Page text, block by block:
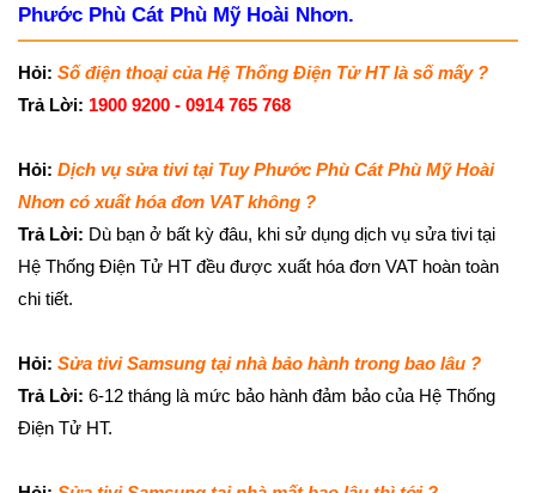
Phước Phù Cát Phù Mỹ Hoài Nhơn.
Hỏi: Số điện thoại của Hệ Thống Điện Tử HT là số mấy ?
Trả Lời: 1900 9200 - 0914 765 768
Hỏi: Dịch vụ sửa tivi tại Tuy Phước Phù Cát Phù Mỹ Hoài
Nhơn có xuất hóa đơn VAT không ?
Trả Lời: Dù bạn ở bất kỳ đâu, khi sử dụng dịch vụ sửa tivi tại
Hệ Thống Điện Tử HT đều được xuất hóa đơn VAT hoàn toàn
chi tiết.
Hỏi: Sửa tivi Samsung tại nhà bảo hành trong bao lâu ?
Trả Lời: 6-12 tháng là mức bảo hành đảm bảo của Hệ Thống
Điện Tử HT.